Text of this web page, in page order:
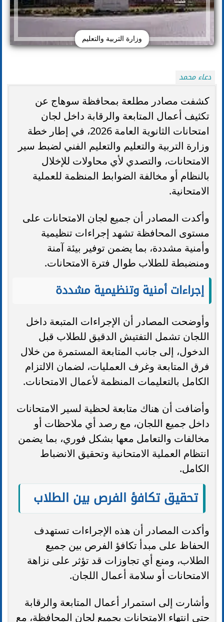
وزارة التربية والتعليم
دعاء محمد
كشفت مصادر مطلعة بمحافظة سوهاج عن
تكثيف أعمال المتابعة والرقابة داخل لجان
امتحانات الثانوية العامة 2026، في إطار خطة
وزارة التربية والتعليم والتعليم الفني لضبط سير
الامتحانات، والتصدي لأي محاولات للإخلال
بالنظام أو مخالفة الضوابط المنظمة للعملية
الامتحانية.
وأكدت المصادر أن جميع لجان الامتحانات على
مستوى المحافظة تشهد إجراءات تنظيمية
وأمنية مشددة، بما يضمن توفير بيئة آمنة
ومنضبطة للطلاب طوال فترة الامتحانات.
إجراءات أمنية وتنظيمية مشددة
وأوضحت المصادر أن الإجراءات المتبعة داخل
اللجان تشمل التفتيش الدقيق للطلاب قبل
الدخول، إلى جانب المتابعة المستمرة من خلال
فرق المتابعة وغرف العمليات، لضمان الالتزام
الكامل بالتعليمات المنظمة لأعمال الامتحانات.
وأضافت أن هناك متابعة لحظية لسير الامتحانات
داخل جميع اللجان، مع رصد أي ملاحظات أو
مخالفات والتعامل معها بشكل فوري، بما يضمن
انتظام العملية الامتحانية وتحقيق الانضباط
الكامل.
تحقيق تكافؤ الفرص بين الطلاب
وأكدت المصادر أن هذه الإجراءات تستهدف
الحفاظ على مبدأ تكافؤ الفرص بين جميع
الطلاب، ومنع أي تجاوزات قد تؤثر على نزاهة
الامتحانات أو سلامة أعمال اللجان.
وأشارت إلى استمرار أعمال المتابعة والرقابة
حتى انتهاء الامتحانات بجميع لجان المحافظة، مع